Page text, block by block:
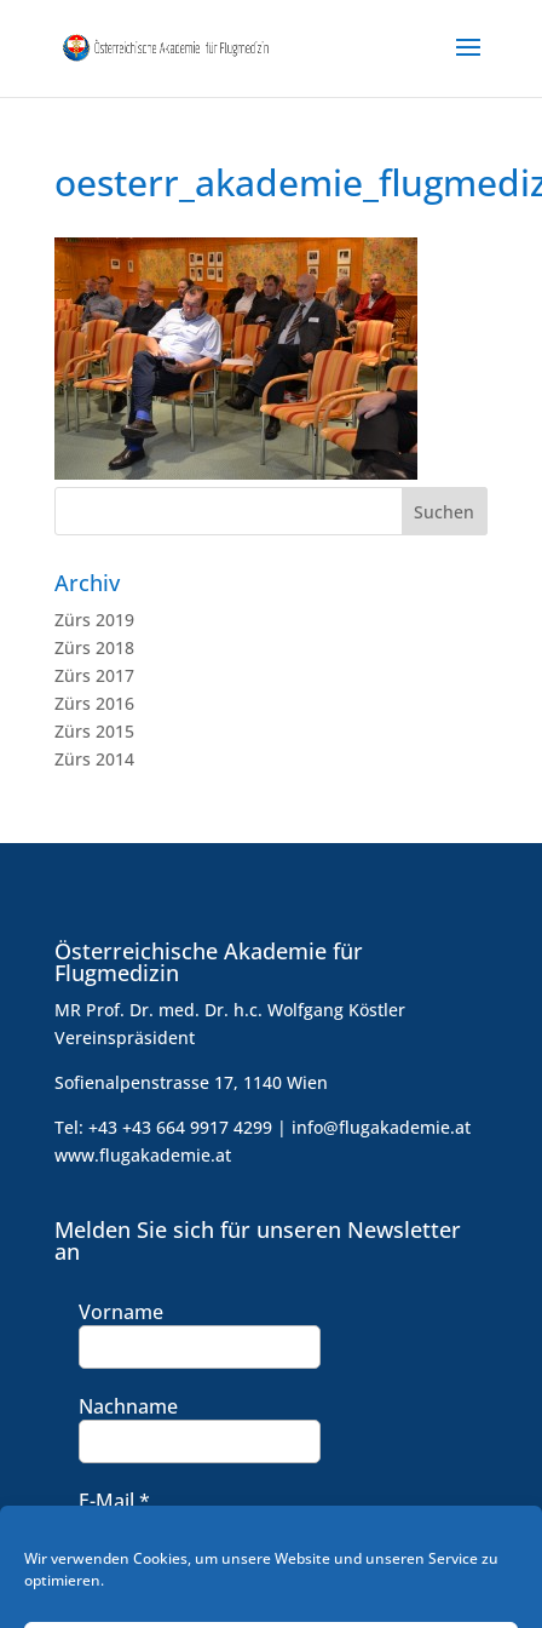
Wir verwenden Cookies, um unsere Website und unseren Service zu
optimieren.
Archiv
Zürs 2019
Zürs 2018
Zürs 2017
Zürs 2016
Zürs 2015
Zürs 2014
Österreichische Akademie für
Flugmedizin
MR Prof. Dr. med. Dr. h.c. Wolfgang Köstler
Vereinspräsident
Sofienalpenstrasse 17, 1140 Wien
Tel: +43 +43 664 9917 4299 | info@flugakademie.at
www.flugakademie.at
Melden Sie sich für unseren Newsletter
an
Vorname
Nachname
E-Mail*